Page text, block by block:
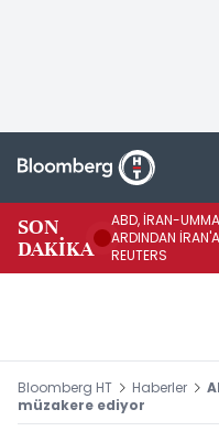
SON
DAKİKA
ABD, İRAN-
ARDINDAN
REUTERS
Bloomberg HT Haberler
müzakere ediyor